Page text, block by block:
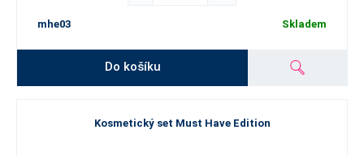
mhe03 Skladem
Do košíku
Kosmetický set Must Have Edition